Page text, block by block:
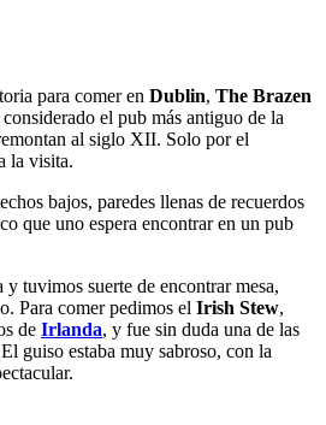
para comer en Dublin, The Brazen
el pub más antiguo de la
al siglo XII. Solo por el
la visita.
bajos, paredes llenas de recuerdos
que uno espera encontrar en un pub
tuvimos suerte de encontrar mesa,
Para comer pedimos el Irish Stew,
de Irlanda, y fue sin duda una de las
guiso estaba muy sabroso, con la